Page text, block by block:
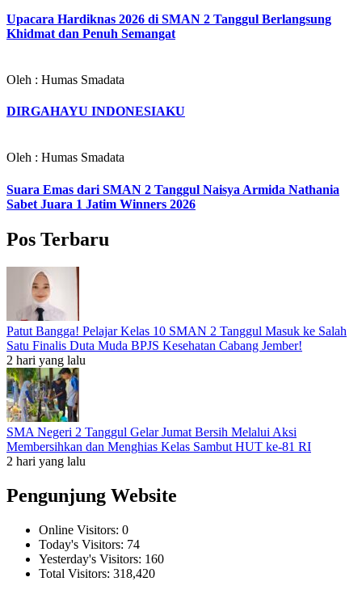
Upacara Hardiknas 2026 di SMAN 2 Tanggul Berlangsung
Khidmat dan Penuh Semangat
Oleh : Humas Smadata
DIRGAHAYU INDONESIAKU
Oleh : Humas Smadata
Suara Emas dari SMAN 2 Tanggul Naisya Armida Nathania
Sabet Juara 1 Jatim Winners 2026
Pos Terbaru
Patut Bangga! Pelajar Kelas 10 SMAN 2 Tanggul Masuk ke Salah
Satu Finalis Duta Muda BPJS Kesehatan Cabang Jember!
2 hari yang lalu
SMA Negeri 2 Tanggul Gelar Jumat Bersih Melalui Aksi
Membersihkan dan Menghias Kelas Sambut HUT ke-81 RI
2 hari yang lalu
Pengunjung Website
Online Visitors: 0
Today's Visitors: 74
Yesterday's Visitors: 160
Total Visitors: 318,420